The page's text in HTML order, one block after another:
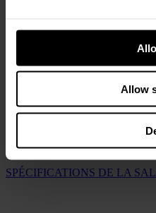
Allow
PRÍNCIPE REAL I
tout aussi magnifiques. Le
des touches vintage originales
idéal pour des conférences ou
SPÉCIFICATIONS DE LA